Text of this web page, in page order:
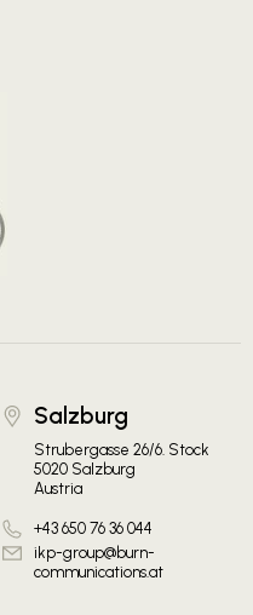
Salzburg
Strubergasse 26/6. Stock
5020 Salzburg
Austria
+43 650 76 36 044
ikp-group@burn-
communications.at